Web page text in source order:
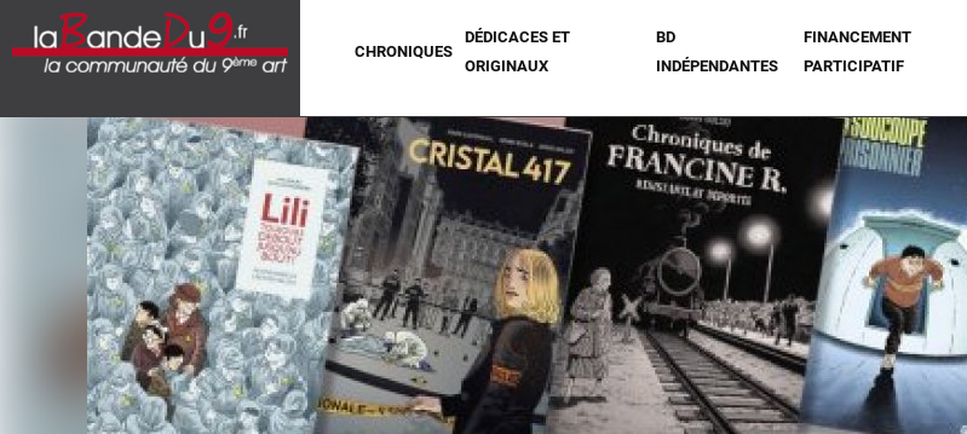
CHRONIQUES
DÉDICACES ET
ORIGINAUX
BD
INDÉPENDANTES
FINANCEMENT
PARTICIPATIF